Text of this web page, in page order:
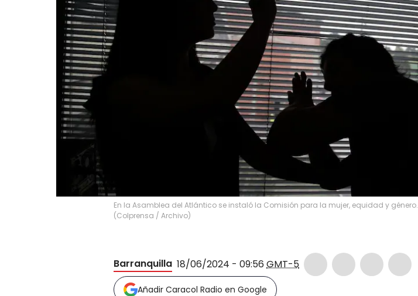
En la Asamblea del Atlántico se instaló la Comisión para la mujer, equidad y género.
(Colprensa / Archivo)
Barranquilla 18/06/2024 - 09:56 GMT-5
Añadir Caracol Radio en Google